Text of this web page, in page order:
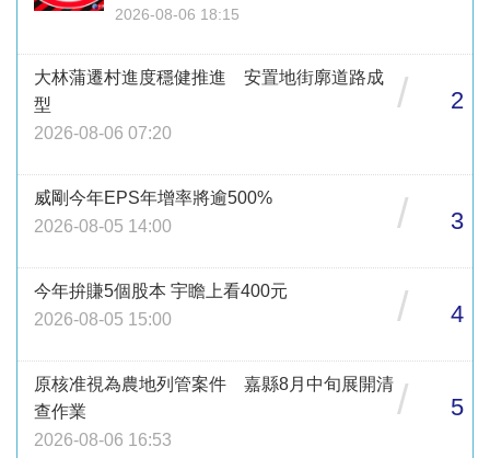
2026-08-06 18:15
大林蒲遷村進度穩健推進 安置地街廓道路成
型
2026-08-06 07:20
/ 2
威剛今年EPS年增率將逾500%
2026-08-05 14:00
/ 3
今年拚賺5個股本 宇瞻上看400元
2026-08-05 15:00
/ 4
原核准視為農地列管案件 嘉縣8月中旬展開清
查作業
2026-08-06 16:53
/ 5